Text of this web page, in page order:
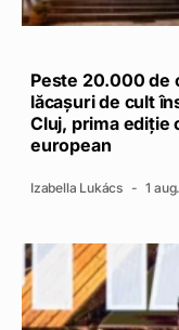
Peste 20.000 de
lăcașuri de cult
Cluj, prima ediție
european
Izabella Lukács 1